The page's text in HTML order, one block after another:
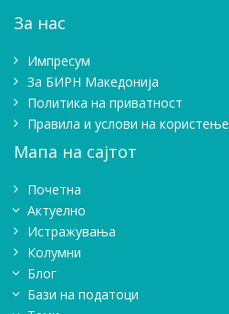
За нас
Импресум
Зa БИРН Македонија
Политика на приватност
Правила и услови на користење
Мапа на сајтот
Почетна
Актуелно
Истражувањa
Колумни
Блог
Бази на податоци